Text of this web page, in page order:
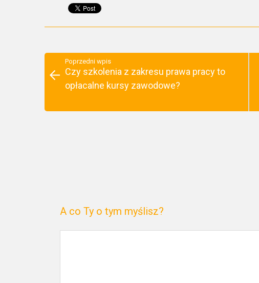
Poprzedni wpis
Czy szkolenia z zakresu prawa pracy to
opłacalne kursy zawodowe?
A co Ty o tym myślisz?